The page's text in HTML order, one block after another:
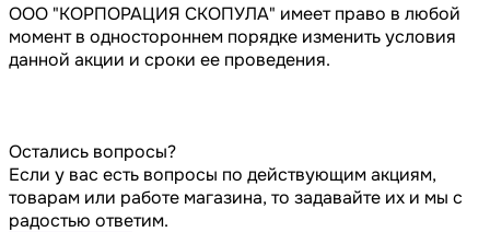
ООО "КОРПОРАЦИЯ СКОПУЛА" имеет право в любой
момент в одностороннем порядке изменить условия
данной акции и сроки ее проведения.
Остались вопросы?
Если у вас есть вопросы по действующим акциям,
товарам или работе магазина, то задавайте их и мы с
радостью ответим.